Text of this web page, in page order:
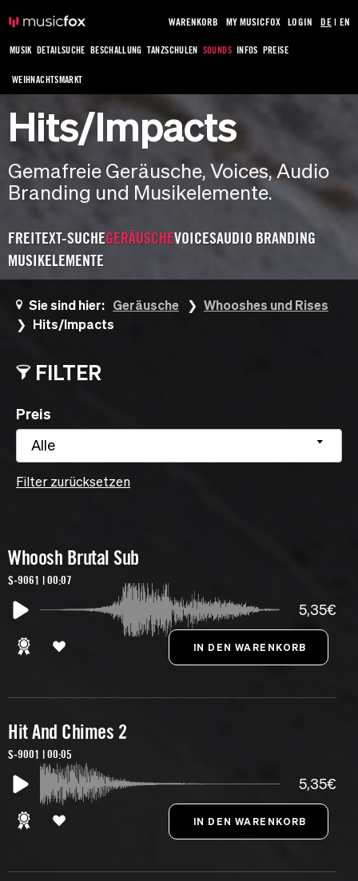
MUSIK DETAILSUCHE BESCHALLUNG TANZSCHULEN SOUNDS INFOS PREISE
WEIHNACHTSMARKT
WARENKORB MY MUSICFOX LOGIN DE| EN
Hits/Impacts
Gemafreie Geräusche, Voices, Audio
Branding und Musikelemente.
FREITEXT-SUCHEGERÄUSCHEVOICESAUDIO BRANDING
MUSIKELEMENTE
Sie sind hier: Geräusche
Whooshes und Rises
Hits/Impacts
FILTER
Preis
Alle
Filter zurücksetzen
Whoosh Brutal Sub
S-9061 | 00:07
5,35€
Hit And Chimes 2
S-9001 | 00:05
5,35€